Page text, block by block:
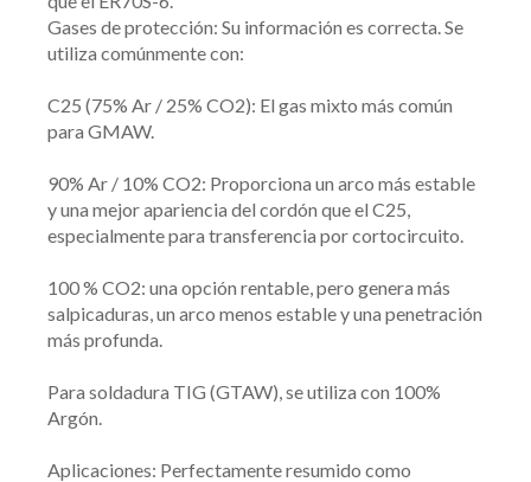
Gases de protección: Su información es correcta. Se
utiliza comúnmente con:
C25 (75% Ar / 25% CO2): El gas mixto más común
para GMAW.
90% Ar / 10% CO2: Proporciona un arco más estable
y una mejor apariencia del cordón que el C25,
especialmente para transferencia por cortocircuito.
100 % CO2: una opción rentable, pero genera más
salpicaduras, un arco menos estable y una penetración
más profunda.
Para soldadura TIG (GTAW), se utiliza con 100%
Argón.
Aplicaciones: Perfectamente resumido como